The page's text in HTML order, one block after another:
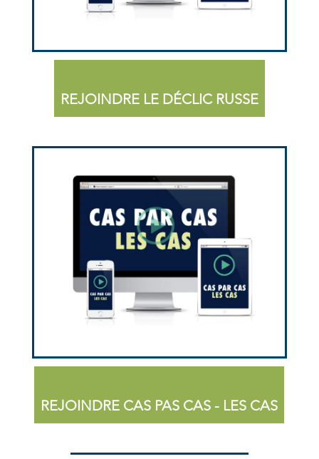
REJOINDRE LE DÉCLIC RUSSE
REJOINDRE CAS PAS CAS - LES CAS